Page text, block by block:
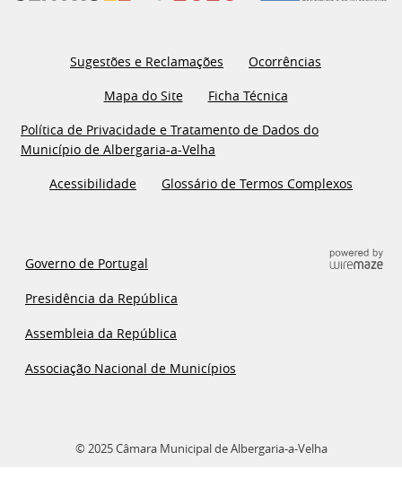
Sugestões e Reclamações
Ocorrências
Mapa do Site
Ficha Técnica
Política de Privacidade e Tratamento de Dados do
Município de Albergaria-a-Velha
Acessibilidade
Glossário de Termos Complexos
Governo de Portugal
Presidência da República
Assembleia da República
Associação Nacional de Municípios
© 2025 Câmara Municipal de Albergaria-a-Velha